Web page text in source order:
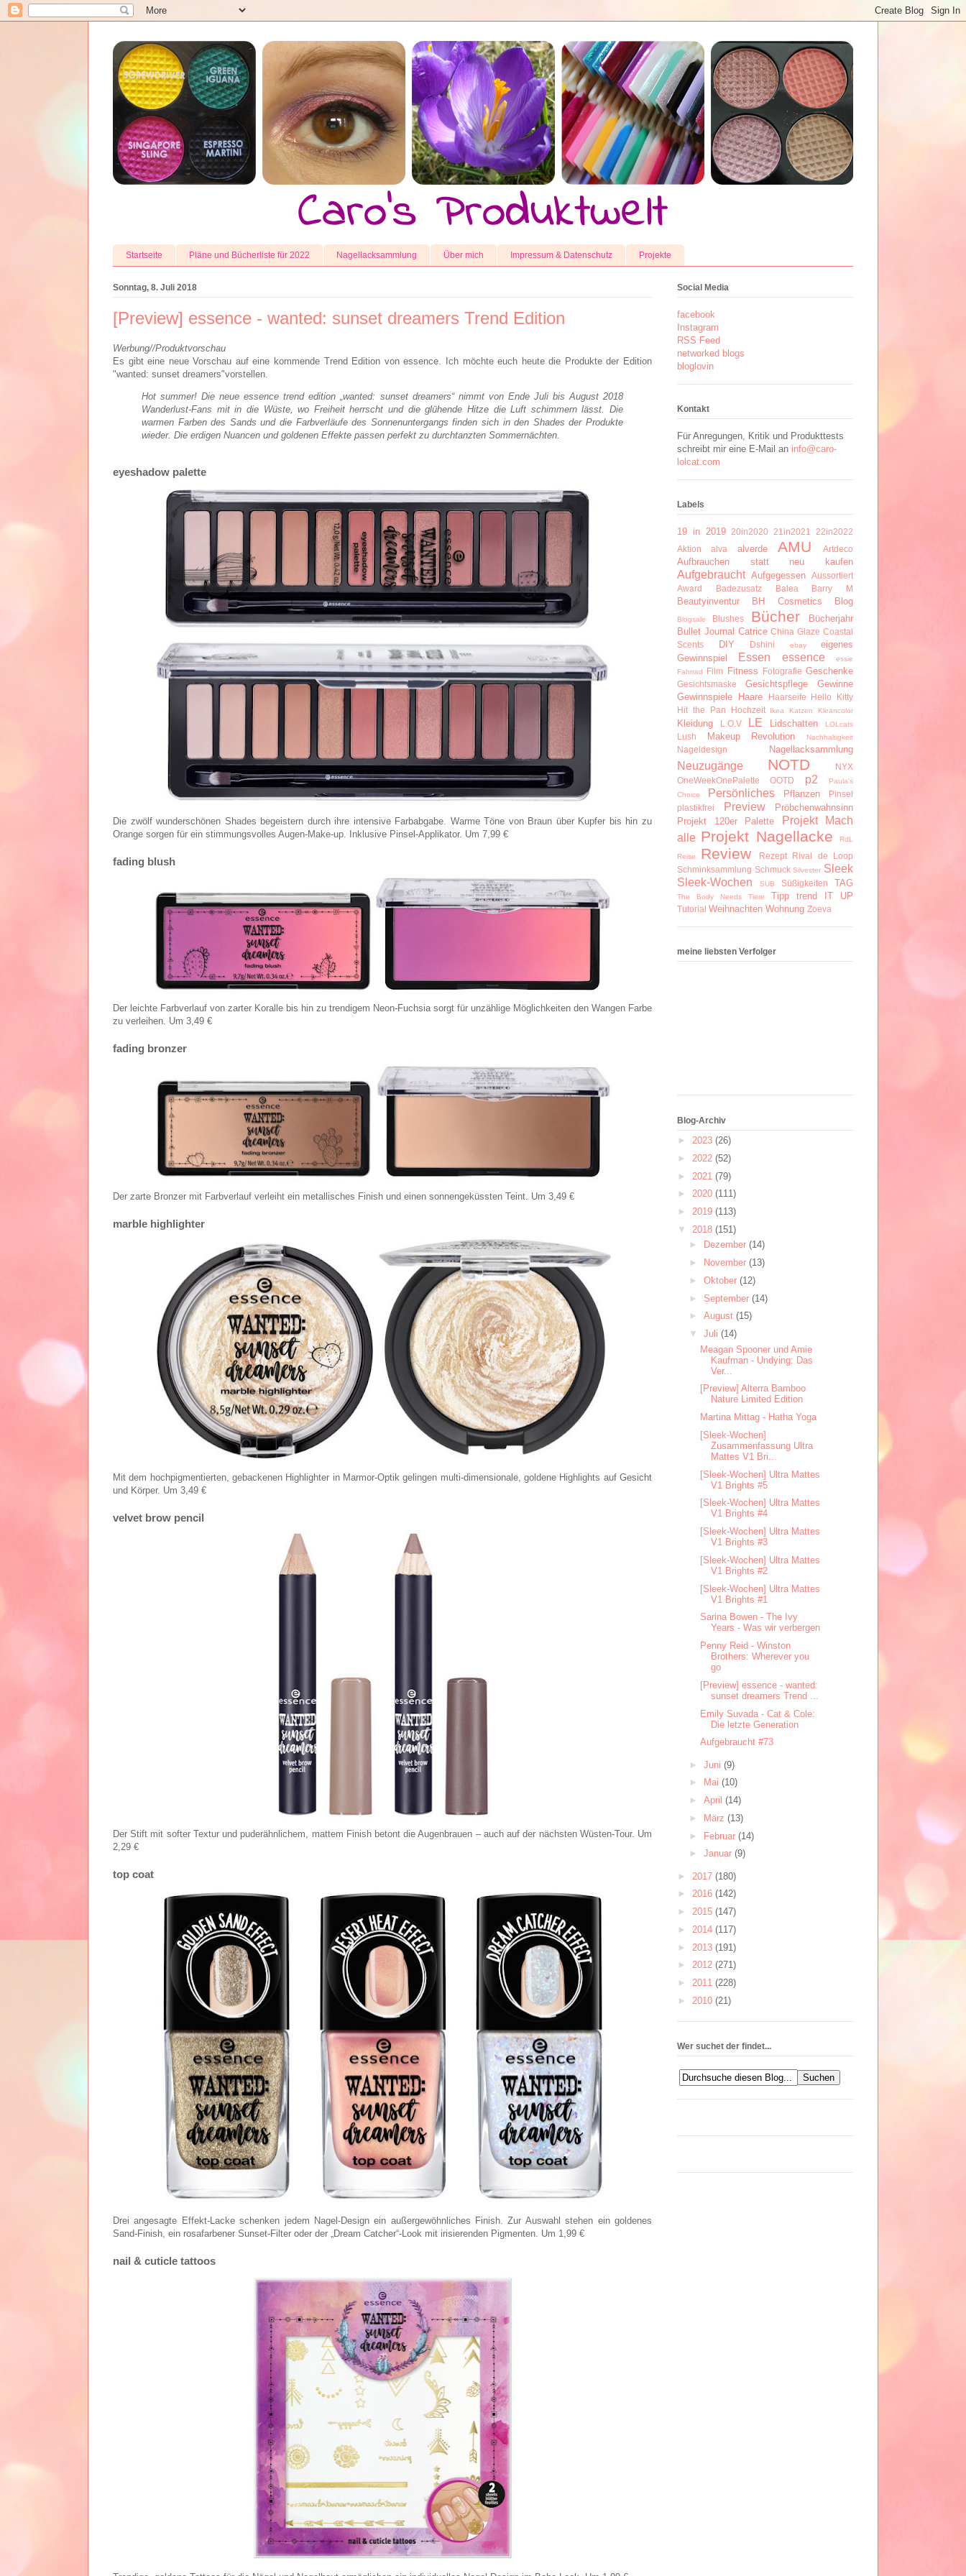
Startseite Pläne und Bücherliste für 2022 Nagellacksammlung Über mich Impressum & Datenschutz Projekte
Sonntag, 8. Juli 2018
[Preview] essence - wanted: sunset dreamers Trend Edition
Werbung//Produktvorschau
Es gibt eine neue Vorschau auf eine kommende Trend Edition von essence. Ich möchte euch heute die Produkte der Edition
"wanted: sunset dreamers"vorstellen.
Hot summer! Die neue essence trend edition „wanted: sunset dreamers“ nimmt von Ende Juli bis August 2018
Wanderlust-Fans mit in die Wüste, wo Freiheit herrscht und die glühende Hitze die Luft schimmern lässt. Die
warmen Farben des Sands und die Farbverläufe des Sonnenuntergangs finden sich in den Shades der Produkte
wieder. Die erdigen Nuancen und goldenen Effekte passen perfekt zu durchtanzten Sommernächten.
eyeshadow palette
Die zwölf wunderschönen Shades begeistern durch ihre intensive Farbabgabe. Warme Töne von Braun über Kupfer bis hin zu
Orange sorgen für ein stimmungsvolles Augen-Make-up. Inklusive Pinsel-Applikator. Um 7,99 €
fading blush
Der leichte Farbverlauf von zarter Koralle bis hin zu trendigem Neon-Fuchsia sorgt für unzählige Möglichkeiten den Wangen Farbe
zu verleihen. Um 3,49 €
fading bronzer
Der zarte Bronzer mit Farbverlauf verleiht ein metallisches Finish und einen sonnengeküssten Teint. Um 3,49 €
marble highlighter
Mit dem hochpigmentierten, gebackenen Highlighter in Marmor-Optik gelingen multi-dimensionale, goldene Highlights auf Gesicht
und Körper. Um 3,49 €
velvet brow pencil
Der Stift mit softer Textur und puderähnlichem, mattem Finish betont die Augenbrauen – auch auf der nächsten Wüsten-Tour. Um
2,29 €
top coat
Drei angesagte Effekt-Lacke schenken jedem Nagel-Design ein außergewöhnliches Finish. Zur Auswahl stehen ein goldenes
Sand-Finish, ein rosafarbener Sunset-Filter oder der „Dream Catcher“-Look mit irisierenden Pigmenten. Um 1,99 €
nail & cuticle tattoos
Social Media
facebook
Instagram
RSS Feed
networked blogs
bloglovin
Kontakt
Für Anregungen, Kritik und Produkttests
schreibt mir eine E-Mail an info@caro-
lolcat.com
Labels
19 in 2019 20in2020 21in2021
22in2022
Aktion
alva alverde AMU Artdeco
Aufbrauchen statt neu kaufen
Aufgebraucht Aufgegessen
Aussortiert
Award
Badezusatz Balea Barry M
Beautyinventur BH Cosmetics Blog
Blogsale Blushes Bücher
Bücherjahr
Bullet Journal Catrice China Glaze Coastal
Scents
DIY Dshini ebay
eigenes
Gewinnspiel
Essen essence
essie
Fahrrad
Film Fitness Fotografie Geschenke
Gesichtsmaske Gesichtspflege
Gewinne
Gewinnspiele
Haare Haarseife
Hello Kitty
Hit the Pan
Hochzeit Ikea Katzen Kleancolor
Kleidung L.O.V LE Lidschatten LOLcats
Lush Makeup Revolution Nachhaltigkeit
Nageldesign Nagellacksammlung
Neuzugänge NOTD
NYX
OneWeekOnePalette
OOTD p2
Paula's
Choice
Persönliches Pflanzen
Pinsel
plastikfrei
Preview
Pröbchenwahnsinn
Projekt 120er Palette
Projekt Mach
alle Projekt Nagellacke RdL
Reise Review Rezept
Rival de Loop
Schminksammlung Schmuck Silvester Sleek
Sleek-Wochen
SUB Süßigkeiten TAG
The Body Needs Tiere Tipp trend IT UP
Tutorial Weihnachten Wohnung Zoeva
meine liebsten Verfolger
Blog-Archiv
► 2023 (26)
► 2022 (52)
► 2021 (79)
► 2020 (111)
► 2019 (113)
▼ 2018 (151)
►
Dezember (14)
►
November (13)
► Oktober (12)
► September (14)
► August (15)
▼ Juli (14)
Meagan Spooner und Amie
Kaufman - Undying: Das
Ver...
[Preview] Alterra Bamboo
Nature Limited Edition
Martina Mittag - Hatha Yoga
[Sleek-Wochen]
Zusammenfassung Ultra
Mattes V1 Bri...
[Sleek-Wochen] Ultra Mattes
V1 Brights #5
[Sleek-Wochen] Ultra Mattes
V1 Brights #4
[Sleek-Wochen] Ultra Mattes
V1 Brights #3
[Sleek-Wochen] Ultra Mattes
V1 Brights #2
[Sleek-Wochen] Ultra Mattes
V1 Brights #1
Sarina Bowen - The Ivy
Years - Was wir verbergen
Penny Reid - Winston
Brothers: Wherever you
go
[Preview] essence - wanted:
sunset dreamers Trend ...
Emily Suvada - Cat & Cole:
Die letzte Generation
Aufgebraucht #73
► Juni (9)
►
Mai (10)
► April (14)
►
März (13)
► Februar (14)
► Januar (9)
► 2017 (180)
► 2016 (142)
► 2015 (147)
► 2014 (117)
► 2013 (191)
► 2012 (271)
► 2011 (228)
► 2010 (21)
Wer suchet der findet...